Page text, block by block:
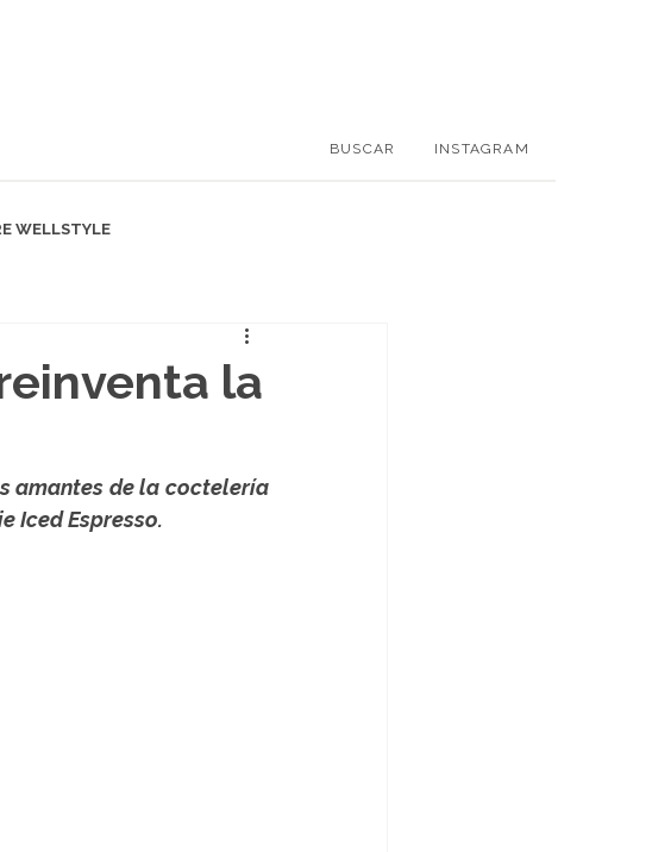
BUSCAR INSTAGRAM
WELLSTYLE
la
amantes de la coctelería
Iced Espresso.